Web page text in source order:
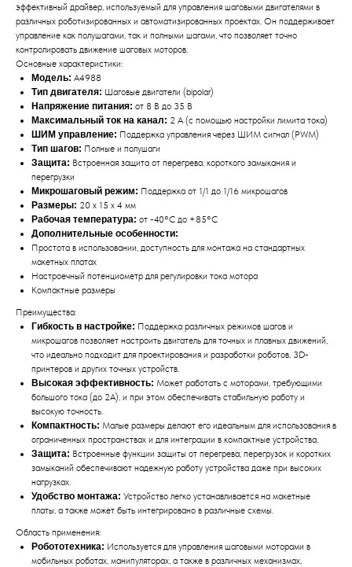
эффективный драйвер, используемый для управления шаговыми двигателями в
различных роботизированных и автоматизированных проектах. Он поддерживает
управление как полушагами, так и полными шагами, что позволяет точно
контролировать движение шаговых моторов.
Основные характеристики:
Модель: A4988
Тип двигателя: Шаговые двигатели (bipolar)
Напряжение питания: от 8 В до 35 В
Максимальный ток на канал: 2 А (с помощью настройки лимита тока)
ШИМ управление: Поддержка управления через ШИМ сигнал (PWM)
Тип шагов: Полные и полушаги
Защита: Встроенная защита от перегрева, короткого замыкания и
перегрузки
Микрошаговый режим: Поддержка от 1/1 до 1/16 микрошагов
Размеры: 20 х 15 х 4 мм
Рабочая температура: от -40°C до +85°C
Дополнительные особенности:
Простота в использовании, доступность для монтажа на стандартных
макетных платах
Настроечный потенциометр для регулировки тока мотора
Компактные размеры
Преимущества:
Гибкость в настройке: Поддержка различных режимов шагов и
микрошагов позволяет настроить двигатель для точных и плавных движений,
что идеально подходит для проектирования и разработки роботов, 3D-
принтеров и других точных устройств.
Высокая эффективность: Может работать с моторами, требующими
большого тока (до 2А), и при этом обеспечивать стабильную работу и
высокую точность.
Компактность: Малые размеры делают его идеальным для использования в
ограниченных пространствах и для интеграции в компактные устройства.
Защита: Встроенные функции защиты от перегрева, перегрузок и коротких
замыканий обеспечивают надежную работу устройства даже при высоких
нагрузках.
Удобство монтажа: Устройство легко устанавливается на макетные
платы, а также может быть интегрировано в различные схемы.
Область применения:
Робототехника: Используется для управления шаговыми моторами в
мобильных роботах, манипуляторах, а также в различных механизмах,